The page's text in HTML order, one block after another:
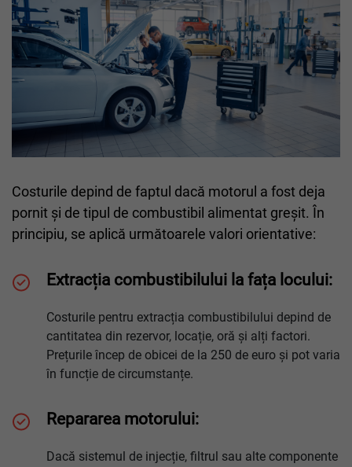
Costurile depind de faptul dacă motorul a fost deja
pornit și de tipul de combustibil alimentat greșit. În
principiu, se aplică următoarele valori orientative:
Extracția combustibilului la fața locului:
Costurile pentru extracția combustibilului depind de
cantitatea din rezervor, locație, oră și alți factori.
Prețurile încep de obicei de la 250 de euro și pot varia
în funcție de circumstanțe.
Repararea motorului:
Dacă sistemul de injecție, filtrul sau alte componente